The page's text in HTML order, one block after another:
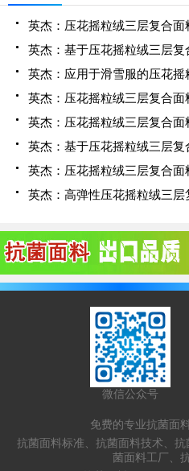
微信公众号
免费的专业抗菌面
抗菌面料标准、抗菌面料技术、
菌面料工厂、